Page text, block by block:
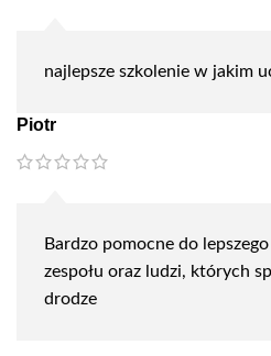
najlepsze szkolenie w jakim
Piotr
Bardzo pomocne do
zespołu oraz ludzi, których
drodze